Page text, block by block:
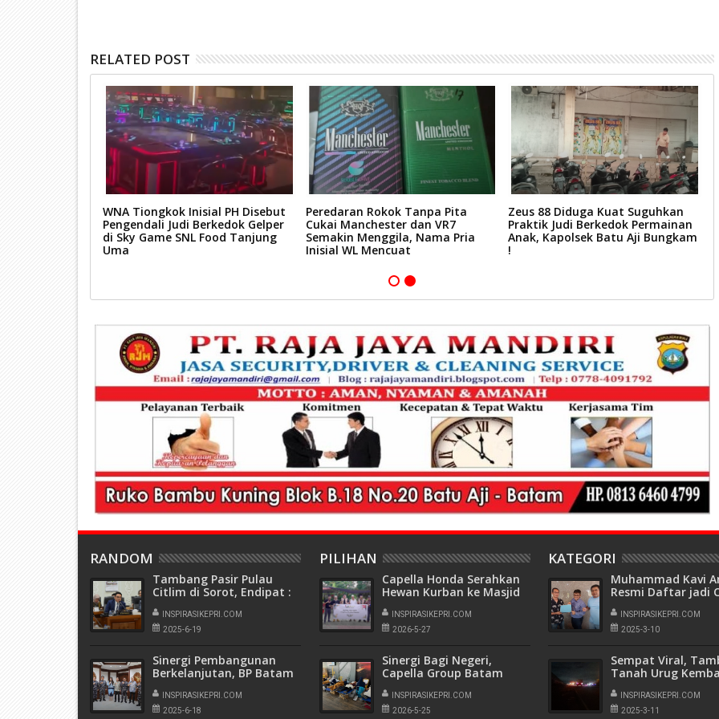
RELATED POST
WNA Tiongkok Inisial PH Disebut
Pengendali Judi Berkedok Gelper
di Sky Game SNL Food Tanjung
Uma
Peredaran Rokok Tanpa Pita
Cukai Manchester dan VR7
Semakin Menggila, Nama Pria
Inisial WL Mencuat
Zeus 88 Diduga Kuat Suguhkan
Praktik Judi Berkedok Permainan
Anak, Kapolsek Batu Aji Bungkam
!
RANDOM
Tambang Pasir Pulau
Citlim di Sorot, Endipat :
Jangan Sampai Kepri
Hanya Jadi Tempat
Eksploitasi
INSPIRASIKEPRI.COM
2025-6-19
Sinergi Pembangunan
Berkelanjutan, BP Batam
dan Pushidrosal Sepakat
Tingkatkan Koordinasi
INSPIRASIKEPRI.COM
2025-6-18
PILIHAN
Capella Honda Serahkan
Hewan Kurban ke Masjid
Al Multazam
Tanjungpinang
INSPIRASIKEPRI.COM
2026-5-27
Sinergi Bagi Negeri,
Capella Group Batam
Kumpulkan 62 Kantong
Darah
INSPIRASIKEPRI.COM
2026-5-25
KATEGORI
Muhammad Kavi
Resmi Daftar jadi
Ketua PWI Batam
INSPIRASIKEPRI.COM
2025-3-10
Sempat Viral,
Tanah Urug
Beroperasi di
KPLI-B3 Kabil
INSPIRASIKEPRI.COM
2025-3-11